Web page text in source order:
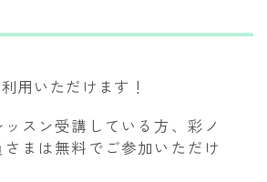
用いただけます！
スン受講している方、彩ノ
まは無料でご参加いただけ